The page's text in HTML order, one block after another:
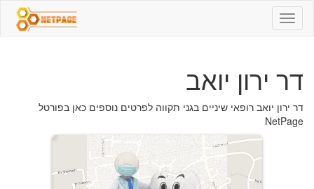
דר
ירון
074-
7033353
-
רופאי
דר ירון יואב
דר ירון יואב רופאי שיניים בגני תקווה לפרטים נוספים כאן בפורטל
NetPage